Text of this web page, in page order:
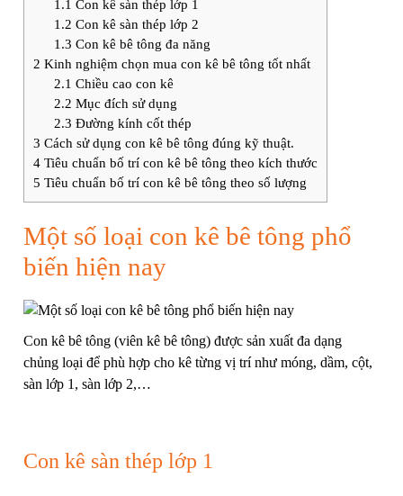
1.1 Con kê sàn thép lớp 1
1.2 Con kê sàn thép lớp 2
1.3 Con kê bê tông đa năng
2 Kinh nghiệm chọn mua con kê bê tông tốt nhất
2.1 Chiều cao con kê
2.2 Mục đích sử dụng
2.3 Đường kính cốt thép
3 Cách sử dụng con kê bê tông đúng kỹ thuật.
4 Tiêu chuẩn bố trí con kê bê tông theo kích thước
5 Tiêu chuẩn bố trí con kê bê tông theo số lượng
Một số loại con kê bê tông phổ
biến hiện nay
Con kê bê tông (viên kê bê tông) được sản xuất đa dạng
chủng loại để phù hợp cho kê từng vị trí như móng, dầm, cột,
sàn lớp 1, sàn lớp 2,…
Con kê sàn thép lớp 1